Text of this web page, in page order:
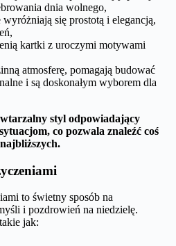
dnia wolnego,
się prostotą i elegancją,
kartki z uroczymi motywami
atmosferę, pomagają budować
i są doskonałym wyborem dla
styl odpowiadający
co pozwala znaleźć coś
to świetny sposób na
i pozdrowień na niedzielę.
jak: